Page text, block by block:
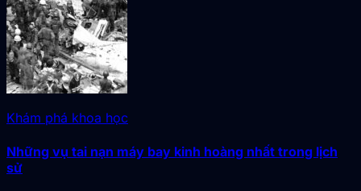
Khám phá khoa học
Những vụ tai nạn máy bay kinh hoàng nhất trong lịch
sử